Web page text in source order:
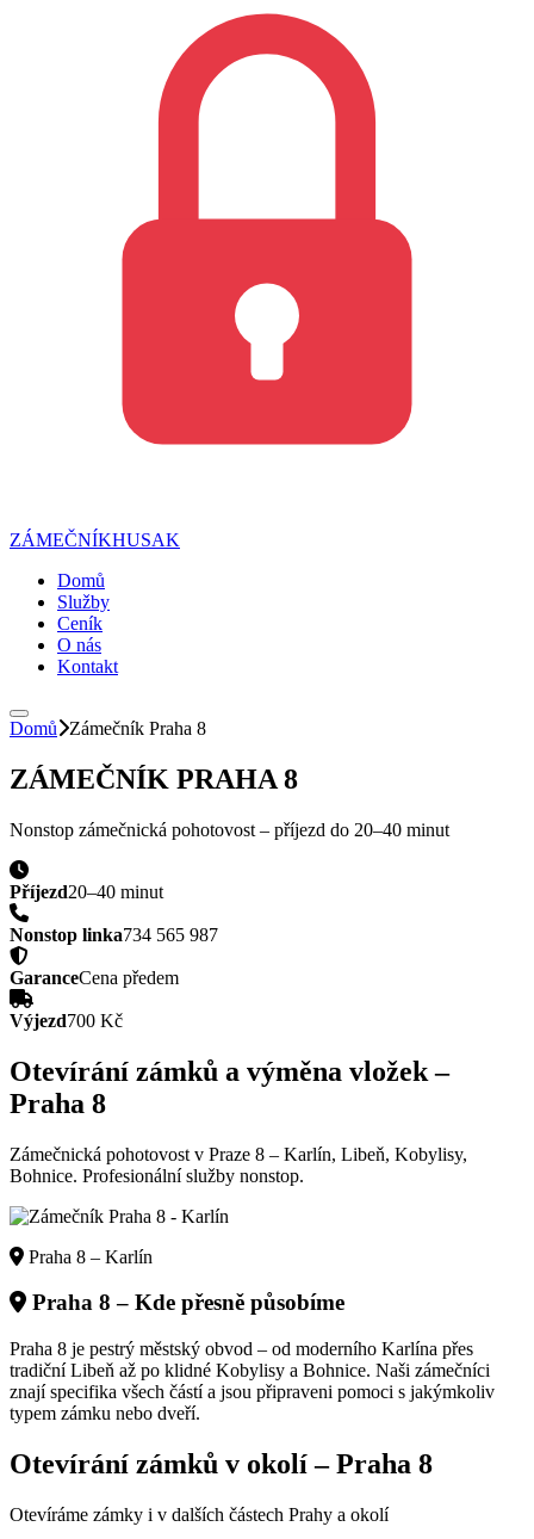
ZÁMEČNÍKHUSAK
Domů
Služby
Ceník
O nás
Kontakt
Domů Zámečník Praha 8
ZÁMEČNÍK PRAHA 8
Nonstop zámečnická pohotovost – příjezd do 20–40 minut
Příjezd20–40 minut
Nonstop linka734 565 987
GaranceCena předem
Výjezd700 Kč
Otevírání zámků a výměna vložek –
Praha 8
Zámečnická pohotovost v Praze 8 – Karlín, Libeň, Kobylisy,
Bohnice. Profesionální služby nonstop.
Praha 8 – Karlín
Praha 8 – Kde přesně působíme
Praha 8 je pestrý městský obvod – od moderního Karlína přes
tradiční Libeň až po klidné Kobylisy a Bohnice. Naši zámečníci
znají specifika všech částí a jsou připraveni pomoci s jakýmkoliv
typem zámku nebo dveří.
Otevírání zámků v okolí –Praha 8
Otevíráme zámky i v dalších částech Prahy a okolí